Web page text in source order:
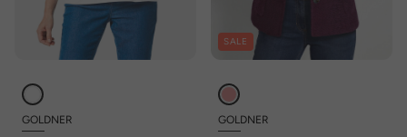
GOLDNER
SALE
GOLDNER